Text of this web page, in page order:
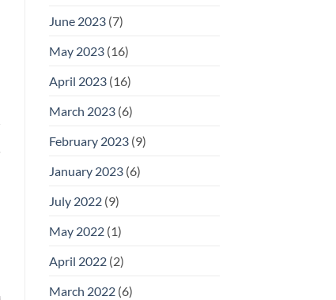
June 2023(7)
May 2023(16)
April 2023(16)
March 2023(6)
February 2023(9)
January 2023(6)
July 2022(9)
May 2022(1)
April 2022(2)
March 2022(6)